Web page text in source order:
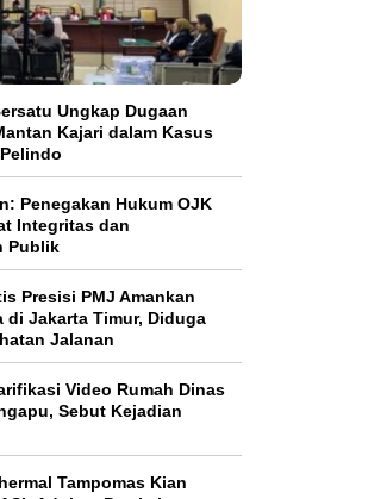
Ungkap Dugaan
Kajari dalam Kasus
Penegakan Hukum OJK
Integritas dan
Publik
Presisi PMJ Amankan
di Jakarta Timur, Diduga
Jalanan
Video Rumah Dinas
Sebut Kejadian
Tampomas Kian